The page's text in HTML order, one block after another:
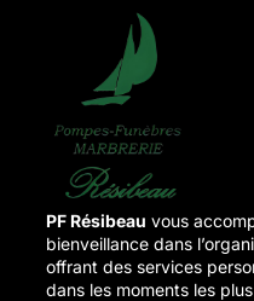
PF Résibeau vous
bienveillance dans
offrant des services
dans les moments les